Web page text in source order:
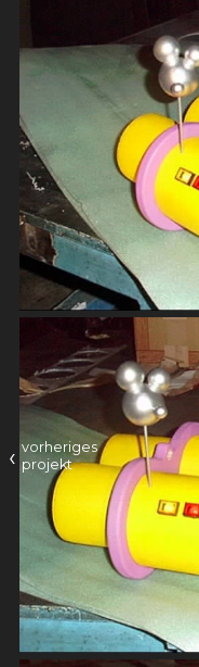
‹ vorheriges
projekt